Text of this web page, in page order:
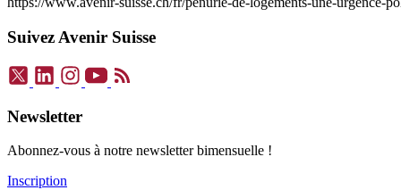
Suivez Avenir Suisse
Newsletter
Abonnez-vous à notre newsletter bimensuelle !
Inscription